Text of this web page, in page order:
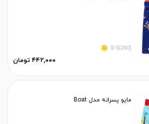
(250)3/5
۴۴۲,۰۰۰ تومان
مایو پسرانه مدل Boat